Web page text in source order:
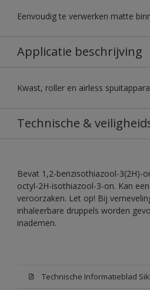
Eenvoudig te verwerken matte
Applicatie beschrijving
Kwast, roller en airless
Technische &
Bevat 1,2-benzisothiazool-3(2H)-
octyl-2H-isothiazool-3-on. Kan
veroorzaken. Let op! Bij
inhaleerbare druppels worden
inademen.